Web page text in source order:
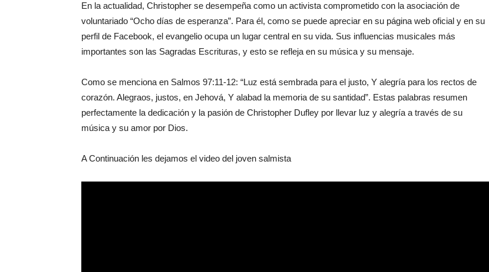
En la actualidad, Christopher se desempeña como un activista comprometido con la asociación de
voluntariado “Ocho días de esperanza”. Para él, como se puede apreciar en su página web oficial y en su
perfil de Facebook, el evangelio ocupa un lugar central en su vida. Sus influencias musicales más
importantes son las Sagradas Escrituras, y esto se refleja en su música y su mensaje.
Como se menciona en Salmos 97:11-12: “Luz está sembrada para el justo, Y alegría para los rectos de
corazón. Alegraos, justos, en Jehová, Y alabad la memoria de su santidad”. Estas palabras resumen
perfectamente la dedicación y la pasión de Christopher Dufley por llevar luz y alegría a través de su
música y su amor por Dios.
A Continuación les dejamos el video del joven salmista